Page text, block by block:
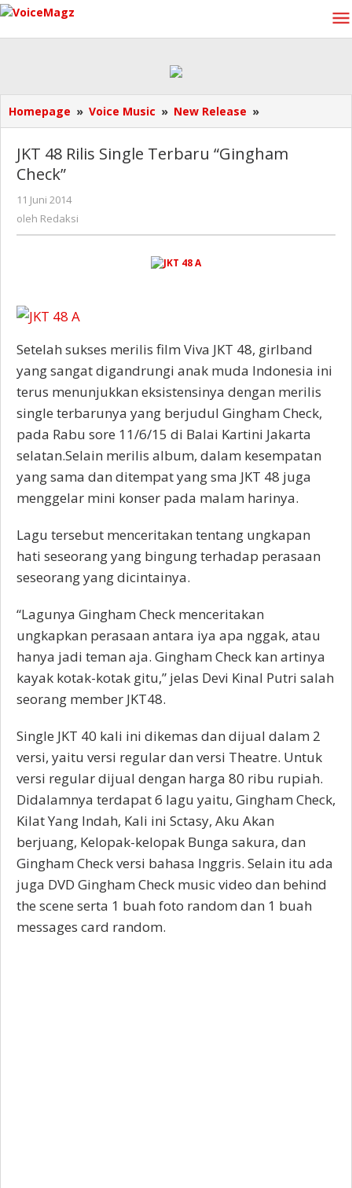
Lewati
konten
Homepage » Voice Music » New Release »
48
Single
JKT 48 Rilis Single Terbaru “Gingham
Check”
11 Juni 2014
oleh Redaksi
Setelah sukses merilis film Viva JKT 48, girlband
yang sangat digandrungi anak muda Indonesia ini
terus menunjukkan eksistensinya dengan merilis
single terbarunya yang berjudul Gingham Check,
pada Rabu sore 11/6/15 di Balai Kartini Jakarta
selatan.Selain merilis album, dalam kesempatan
yang sama dan ditempat yang sma JKT 48 juga
menggelar mini konser pada malam harinya.
Lagu tersebut menceritakan tentang ungkapan
hati seseorang yang bingung terhadap perasaan
seseorang yang dicintainya.
“Lagunya Gingham Check menceritakan
ungkapkan perasaan antara iya apa nggak, atau
hanya jadi teman aja. Gingham Check kan artinya
kayak kotak-kotak gitu,” jelas Devi Kinal Putri salah
seorang member JKT48.
Single JKT 40 kali ini dikemas dan dijual dalam 2
versi, yaitu versi regular dan versi Theatre. Untuk
versi regular dijual dengan harga 80 ribu rupiah.
Didalamnya terdapat 6 lagu yaitu, Gingham Check,
Kilat Yang Indah, Kali ini Sctasy, Aku Akan
berjuang, Kelopak-kelopak Bunga sakura, dan
Gingham Check versi bahasa Inggris. Selain itu ada
juga DVD Gingham Check music video dan behind
the scene serta 1 buah foto random dan 1 buah
messages card random.